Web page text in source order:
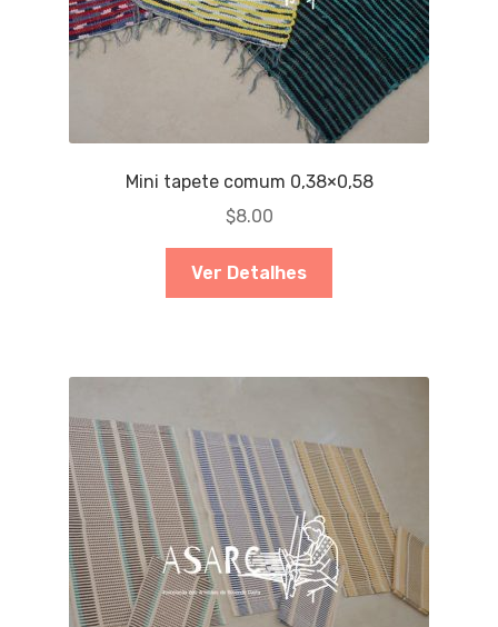
Mini tapete comum 0,38×0,58
$8.00
Ver Detalhes